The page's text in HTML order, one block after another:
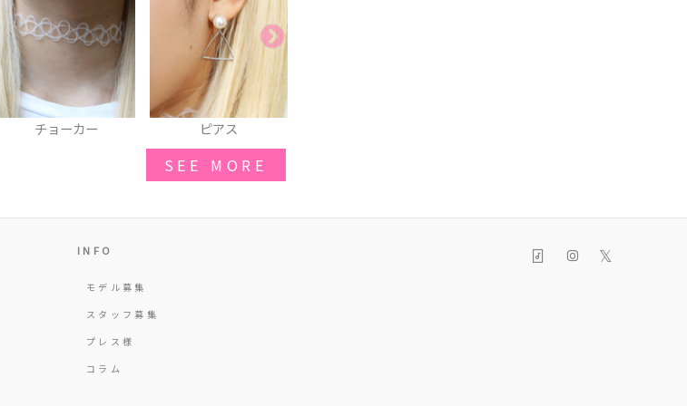
ピアス サンダル
SEE MORE
INFO
モデル募集
スタッフ募集
プレス様
コラム
𝕏